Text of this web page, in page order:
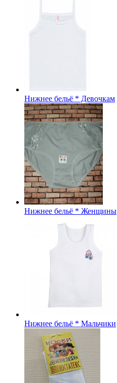
Нижнее бельё * Девочкам
Нижнее бельё * Женщины
Нижнее бельё * Мальчики